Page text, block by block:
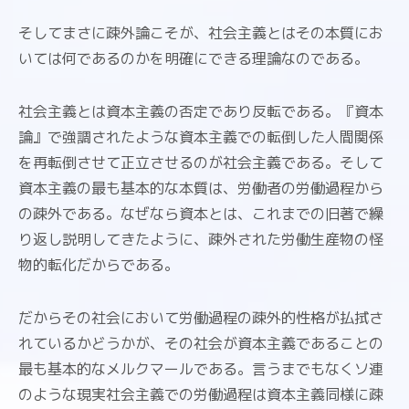
そしてまさに疎外論こそが、社会主義とはその本質にお
いては何であるのかを明確にできる理論なのである。
社会主義とは資本主義の否定であり反転である。『資本
論』で強調されたような資本主義での転倒した人間関係
を再転倒させて正立させるのが社会主義である。そして
資本主義の最も基本的な本質は、労働者の労働過程から
の疎外である。なぜなら資本とは、これまでの旧著で繰
り返し説明してきたように、疎外された労働生産物の怪
物的転化だからである。
だからその社会において労働過程の疎外的性格が払拭さ
れているかどうかが、その社会が資本主義であることの
最も基本的なメルクマールである。言うまでもなくソ連
のような現実社会主義での労働過程は資本主義同様に疎